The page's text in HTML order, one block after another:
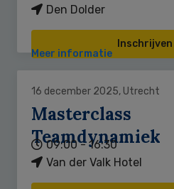
Den Dolder
Inschrijven
Meer informatie
16 december 2025, Utrecht
Masterclass
Teamdynamiek
09:00 - 16:30
Van der Valk Hotel